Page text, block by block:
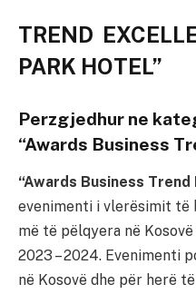
TREND
PARK HOTEL”
Perzgjedhur ne
“Awards Business
“Awards Business Trend
evenimenti i vlerësimit të
më të pëlqyera në
2023 – 2024. Evenimenti
në Kosovë dhe për herë